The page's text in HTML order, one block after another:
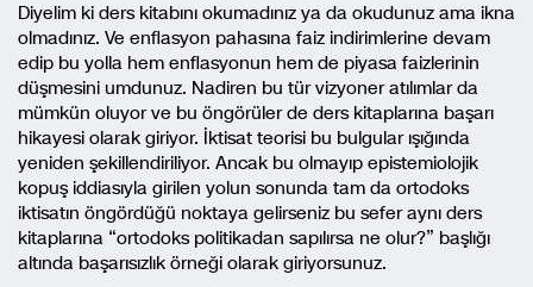
Diyelim ki ders kitabını okumadınız ya da okudunuz ama ikna
olmadınız. Ve enflasyon pahasına faiz indirimlerine devam
edip bu yolla hem enflasyonun hem de piyasa faizlerinin
düşmesini umdunuz. Nadiren bu tür vizyoner atılımlar da
mümkün oluyor ve bu öngörüler de ders kitaplarına başarı
hikayesi olarak giriyor. İktisat teorisi bu bulgular ışığında
yeniden şekillendiriliyor. Ancak bu olmayıp epistemiolojik
kopuş iddiasıyla girilen yolun sonunda tam da ortodoks
iktisatın öngördüğü noktaya gelirseniz bu sefer aynı ders
kitaplarına “ortodoks politikadan sapılırsa ne olur?” başlığı
altında başarısızlık örneği olarak giriyorsunuz.